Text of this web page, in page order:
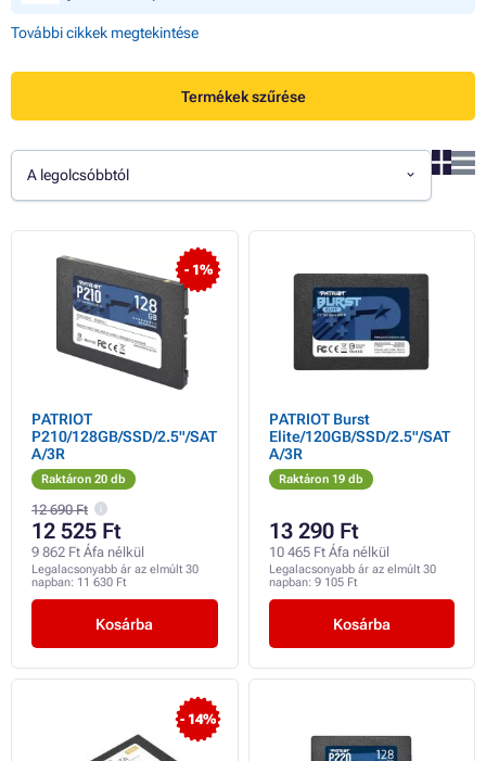
További cikkek megtekintése
Termékek szűrése
A legolcsóbbtól
- 1%
PATRIOT
P210/128GB/SSD/2.5"/SAT
A/3R
Raktáron 20 db
12 690 Ft
12 525 Ft
9 862 Ft Áfa nélkül
Legalacsonyabb ár az elmúlt 30
napban: 11 630 Ft
Kosárba
PATRIOT Burst
Elite/120GB/SSD/2.5"/SAT
A/3R
Raktáron 19 db
13 290 Ft
10 465 Ft Áfa nélkül
Legalacsonyabb ár az elmúlt 30
napban: 9 105 Ft
Kosárba
- 14%